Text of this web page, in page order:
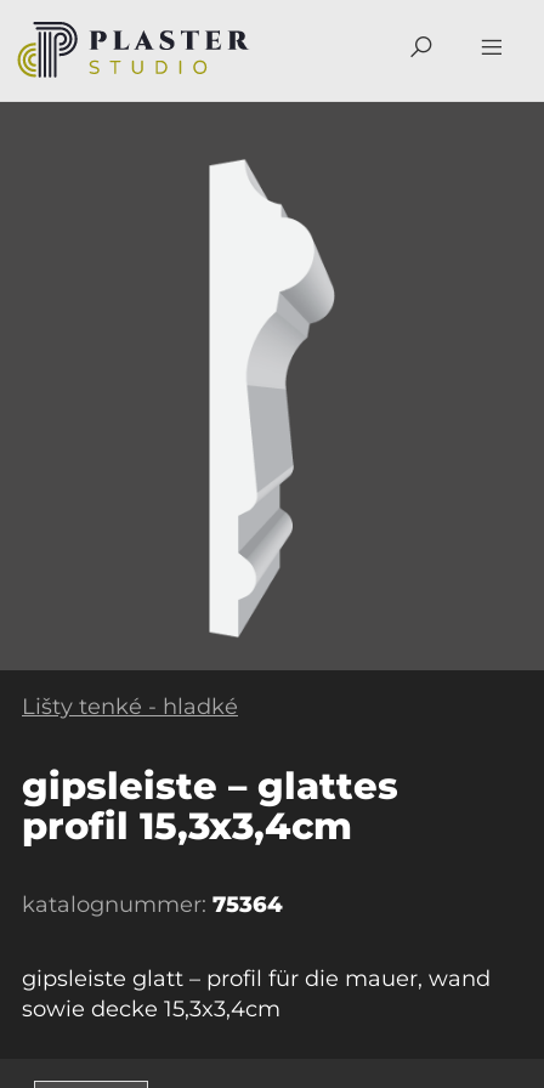
Lišty tenké - hladké
gipsleiste – glattes
profil 15,3x3,4cm
katalognummer: 75364
gipsleiste glatt – profil für die mauer, wand
sowie decke 15,3x3,4cm